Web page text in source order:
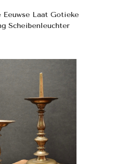
Eeuwse Laat Gotieke
Scheibenleuchter